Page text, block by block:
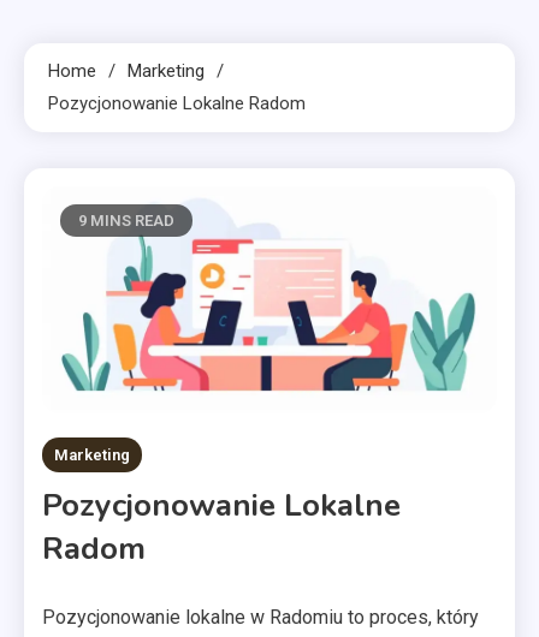
Home
Marketing
Pozycjonowanie Lokalne Radom
9 MINS READ
Marketing
Pozycjonowanie Lokalne
Radom
Pozycjonowanie lokalne w Radomiu to proces, który